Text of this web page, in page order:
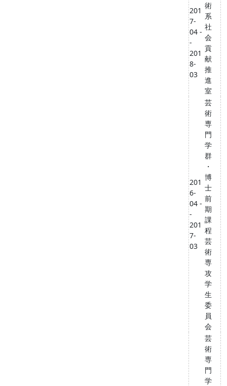
201
7-
04 -
-
201
8-
03
術
系
社
会
貢
献
推
進
室
201
6-
04 -
-
201
7-
03
芸
術
専
門
学
群
・
博
士
前
期
課
程
芸
術
専
攻
学
生
委
員
会
芸
術
専
門
学